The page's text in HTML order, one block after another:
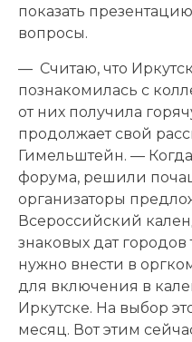
показать
вопросы.
— Считаю, что
познакомилась с
от них получила
продолжает свой
Гимельштейн. —
форума, решили
организаторы
Всероссийский
знаковых дат
нужно внести в
для включения в
Иркутске. На выбор
месяц. Вот этим